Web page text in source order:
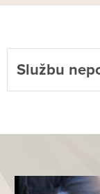
Službu